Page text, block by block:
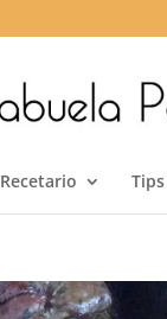
Recetario Tips